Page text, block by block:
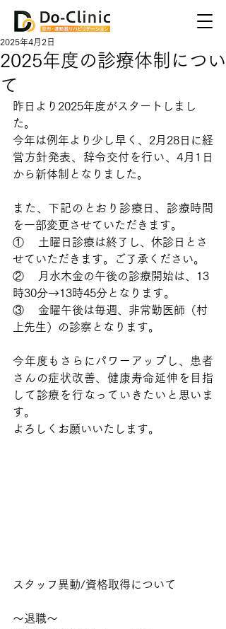
2025年度の診療体制につい
て
2025年4月2日
昨日より2025年度がスタートしまし
た。
今年は例年より少し早く、2月28日に経
営方針発表、辞令交付を行い、4月1日
から新体制となりました。
また、下記のとおり診療日、診療時間
を一部変更させていただきます。
①    土曜日診療は終了し、休診日とさ
せていただきます。ご了承ください。
②    月水木金の午後の診療開始は、13
時30分→13時45分となります。
③    金曜午後は毎週、非常勤医師（村
上先生）の診察となります。
今年度もさらにパワーアップし、患者
さんの症状改善、健康寿命延伸を目指
して診療を行なっていきたいと思いま
す。
よろしくお願いいたします。
スタッフ異動/資格取得について
〜退職〜